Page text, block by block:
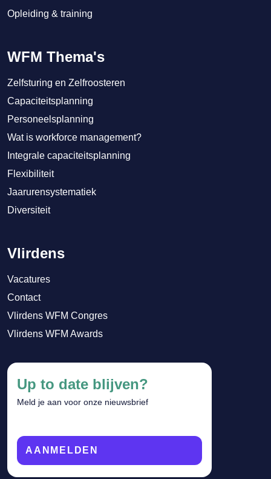
Opleiding & training
WFM Thema's
Zelfsturing en Zelfroosteren
Capaciteitsplanning
Personeelsplanning
Wat is workforce management?
Integrale capaciteitsplanning
Flexibiliteit
Jaarurensystematiek
Diversiteit
Vlirdens
Vacatures
Contact
Vlirdens WFM Congres
Vlirdens WFM Awards
Up to date blijven?
Meld je aan voor onze nieuwsbrief
AANMELDEN